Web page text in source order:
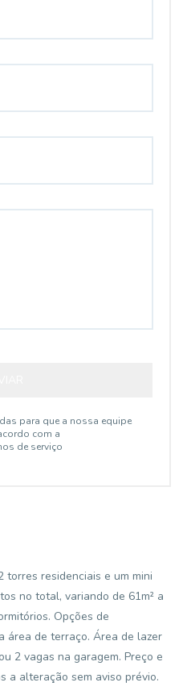
para que a nossa equipe
com a
de serviço
torres residenciais e um mini
no total, variando de 61m² a
Opções de
área de terraço. Área de lazer
2 vagas na garagem. Preço e
a alteração sem aviso prévio.